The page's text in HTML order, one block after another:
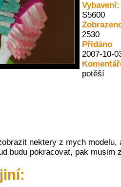
Vybavení:
S5600
2530
Přidáno
2007-10-
potěší
nektery z mych modelu,
budu pokracovat, pak